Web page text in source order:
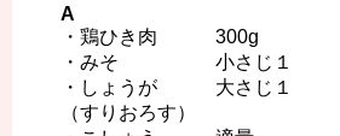
A
・鶏ひき肉 300g
・みそ 小さじ１
・しょうが 大さじ１
（すりおろす）